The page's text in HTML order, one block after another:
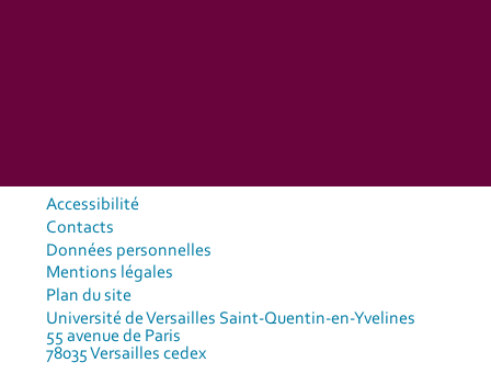
Accessibilité
Contacts
Données personnelles
Mentions légales
Plan du site
Université de Versailles Saint-Quentin-en-Yvelines
55 avenue de Paris
78035 Versailles cedex